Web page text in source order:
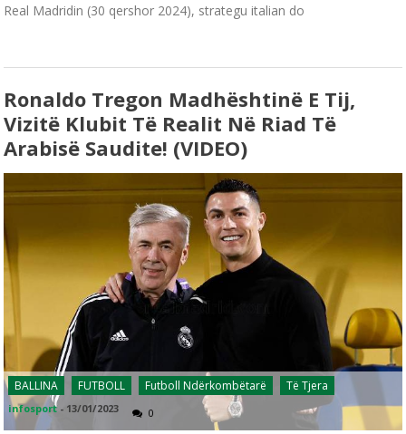
Real Madridin (30 qershor 2024), strategu italian do
Ronaldo Tregon Madhështinë E Tij,
Vizitë Klubit Të Realit Në Riad Të
Arabisë Saudite! (VIDEO)
BALLINA FUTBOLL Futboll Ndërkombëtarë Të Tjera
infosport - 13/01/2023 0